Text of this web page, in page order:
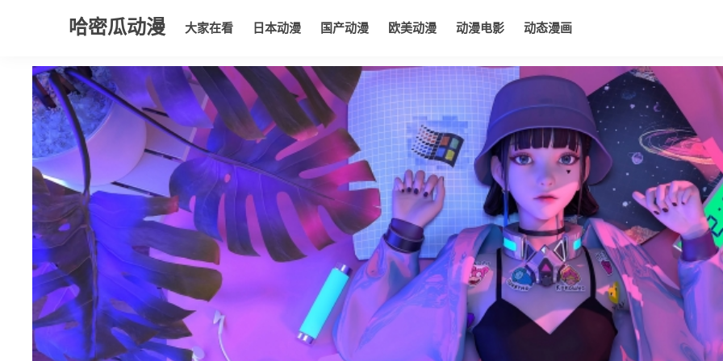
哈密瓜动漫 大家在看 日本动漫 国产动漫 欧美动漫 动漫电影 动态漫画
大家在看 日本动漫 国产动漫 欧美动漫 动漫电影 动态漫画